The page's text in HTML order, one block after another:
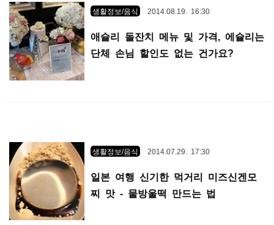
생활정보/음식 2014.08.19. 16:30
애슐리 돌잔치 메뉴 및 가격, 에슐리는
단체 손님 할인도 없는 건가요?
생활정보/음식 2014.07.29. 17:30
일본 여행 신기한 먹거리 미즈신겐모
찌 맛 - 물방울떡 만드는 법